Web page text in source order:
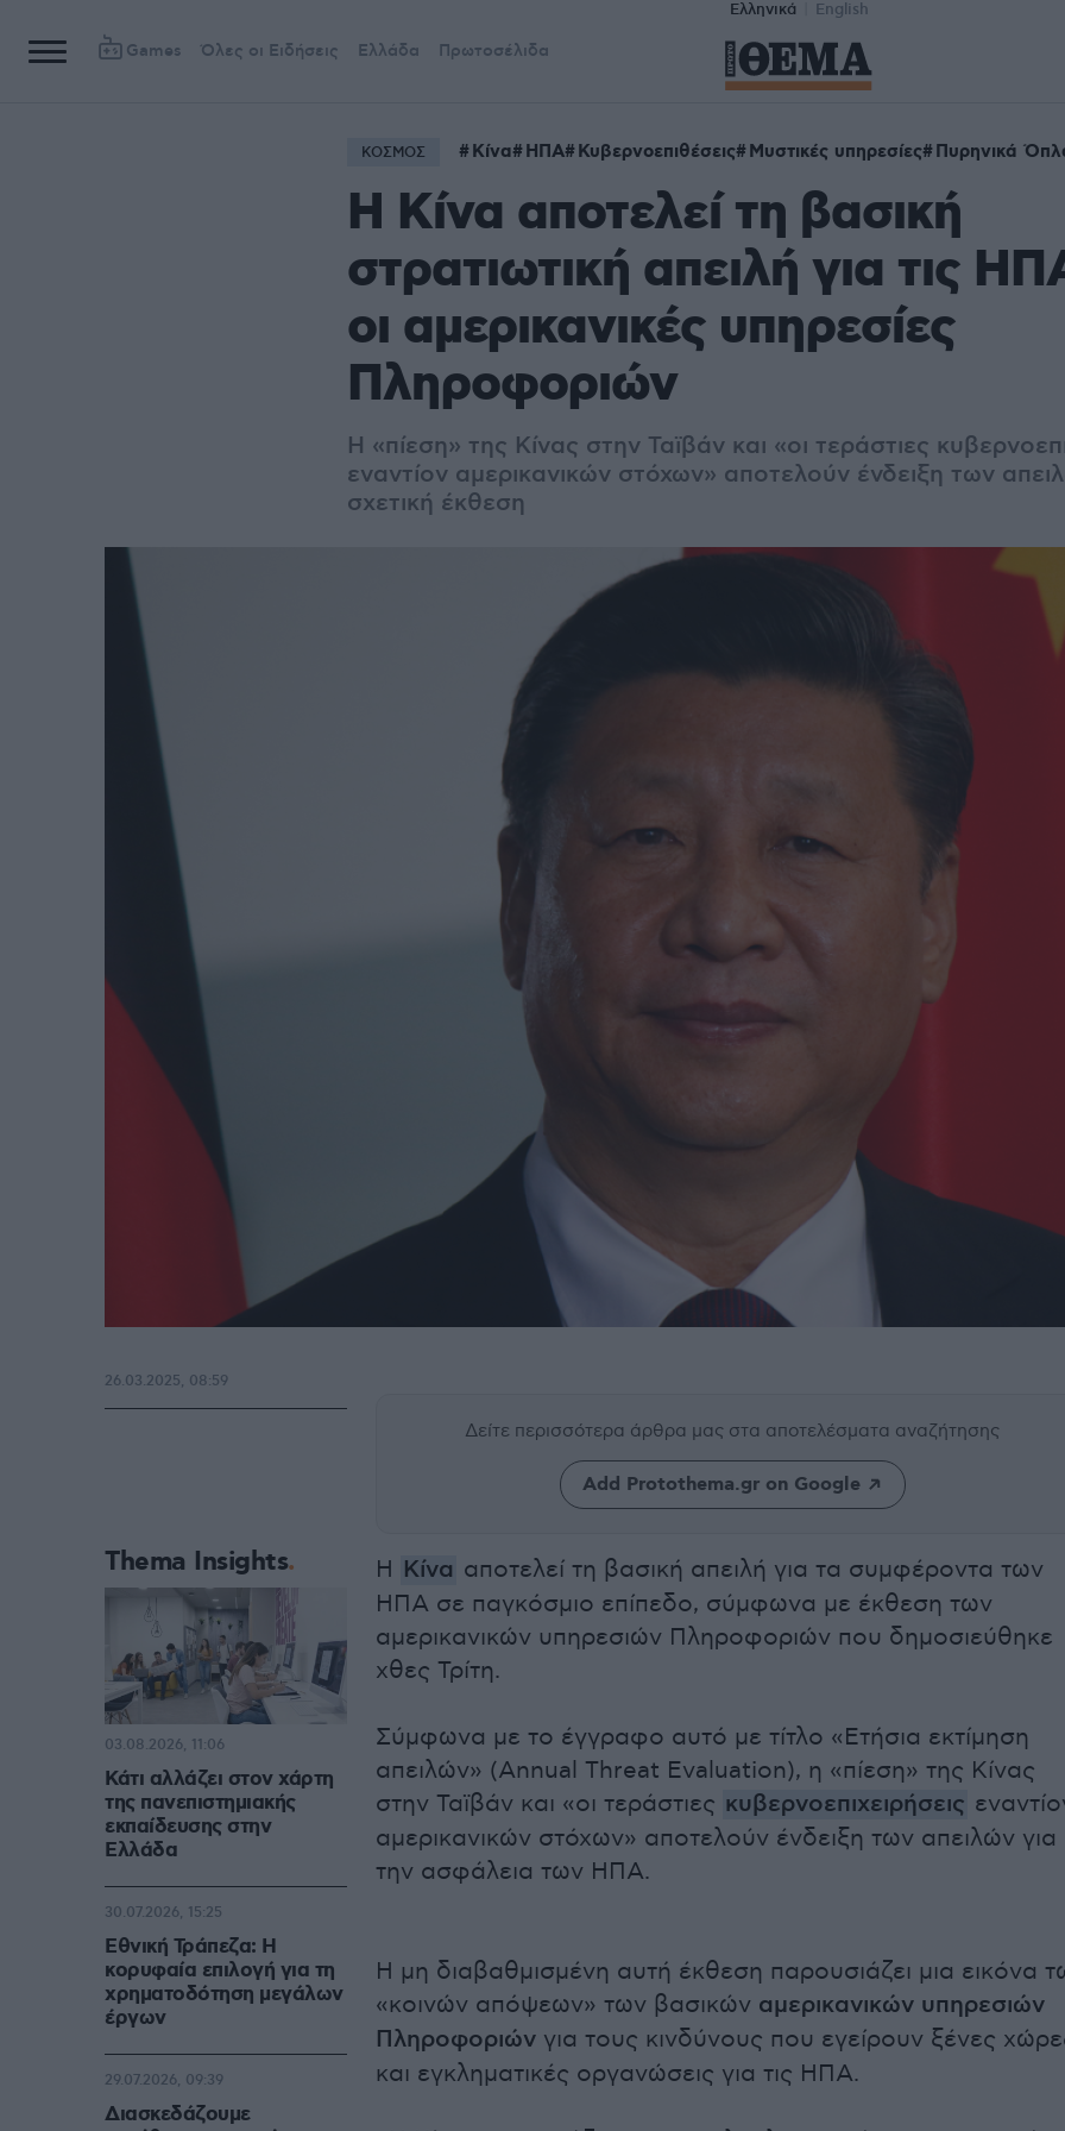
Ελληνικά English
Games Όλες οι Ειδήσεις Ελλάδα Πρωτοσέλιδα
ΚΟΣΜΟΣ Κίνα ΗΠΑ Κυβερνοεπιθέσεις Μυστικές υπηρεσίες Πυρηνικά
Η Κίνα αποτελεί τη βασική
στρατιωτική απειλή για τις
οι αμερικανικές υπηρεσίες
Πληροφοριών
Η «πίεση» της Κίνας στην Ταϊβάν και «οι τεράστιες
εναντίον αμερικανικών στόχων» αποτελούν ένδειξη των
σχετική έκθεση
Δείτε περισσότερα άρθρα μας στα αποτελέσματα αναζήτησης
Add Protothema.gr on Google
Η Κίνα αποτελεί τη βασική απειλή για τα συμφέροντα των
ΗΠΑ σε παγκόσμιο επίπεδο, σύμφωνα με έκθεση των
αμερικανικών υπηρεσιών Πληροφοριών που δημοσιεύθηκε
χθες Τρίτη.
Σύμφωνα με το έγγραφο αυτό με τίτλο «Ετήσια εκτίμηση
απειλών» (Annual Threat Evaluation), η «πίεση» της Κίνας
στην Ταϊβάν και «οι τεράστιες κυβερνοεπιχειρήσεις
αμερικανικών στόχων» αποτελούν ένδειξη των απειλών για
την ασφάλεια των ΗΠΑ.
Η μη διαβαθμισμένη αυτή έκθεση παρουσιάζει μια εικόνα
«κοινών απόψεων» των βασικών αμερικανικών υπηρεσιών
Πληροφοριών για τους κινδύνους που εγείρουν ξένες
και εγκληματικές οργανώσεις για τις ΗΠΑ.
26.03.2025, 08:59
Thema Insights
Κάτι αλλάζει στον χάρτη
της πανεπιστημιακής
εκπαίδευσης στην
Ελλάδα
03.08.2026, 11:06
Εθνική Τράπεζα: Η
κορυφαία επιλογή για τη
χρηματοδότηση μεγάλων
έργων
30.07.2026, 15:25
Διασκεδάζουμε
29.07.2026, 09:39